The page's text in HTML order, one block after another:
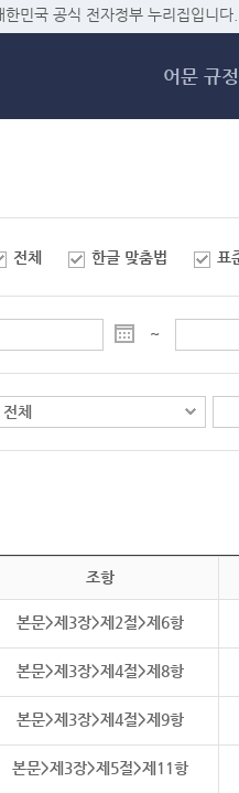
메
한민국 공식 전자정부 누리집입니다.
어문 규정
전체 한글 맞춤법 표
~
조항
본문>제3장>제2절>제6항
본문>제3장>제4절>제8항
본문>제3장>제4절>제9항
본문>제3장>제5절>제11항